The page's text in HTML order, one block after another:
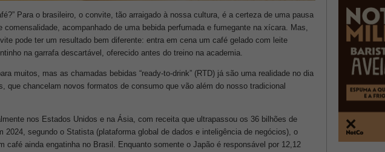
Para o brasileiro, o convite, tão arraigado à nossa cultura, é a certeza de uma pausa
comensalidade, acompanhado de uma bebida perfumada e fumegante na xícara. Mas,
pode ter um resultado bem diferente: entra em cena um café gelado com leite
na garrafa descartável, oferecido antes do treino na academia.
muitos, mas as chamadas bebidas “ready-to-drink” (RTD) já são uma realidade no dia
que chancelam novos formatos de consumo que vão além do nosso tradicional
nos Estados Unidos e na Ásia, com receita que ultrapassou os 36 bilhões de
2024, segundo o Statista (plataforma global de dados e inteligência de negócios), o
café ainda engatinha no Brasil. Enquanto somente o Japão é responsável por 12,12